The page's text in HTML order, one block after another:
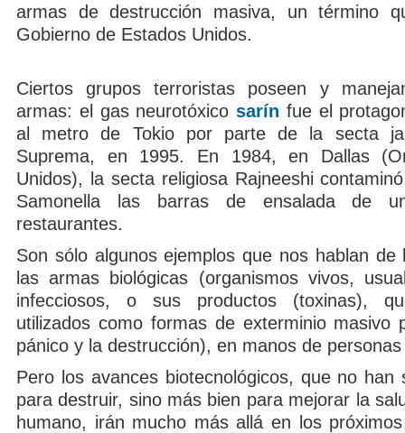
armas de destrucción masiva, un término
Gobierno de Estados Unidos.
Ciertos grupos terroristas poseen y
armas: el gas neurotóxicosarín fue el
al metro de Tokio por parte de la secta
Suprema, en 1995. En 1984, en Dallas
Unidos), la secta religiosa Rajneeshi
Samonella las barras de ensalada de
restaurantes.
Son sólo algunos ejemplos que nos hablan de
las armas biológicas (organismos vivos,
infecciosos, o sus productos (toxinas),
utilizados como formas de exterminio masivo
pánico y la destrucción), en manos de
Pero los avances biotecnológicos, que no han
para destruir, sino más bien para mejorar la
humano, irán mucho más allá en los